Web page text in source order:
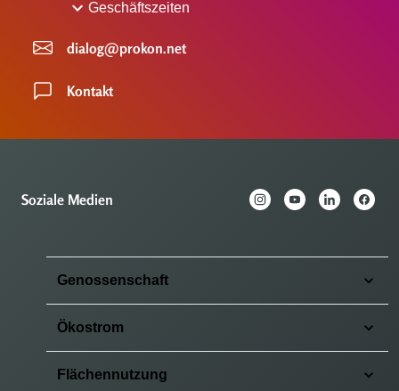
Geschäftszeiten
dialog@prokon.net
Kontakt
Soziale Medien
Genossenschaft
Ökostrom
Flächennutzung